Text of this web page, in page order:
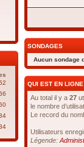
SONDAGES
Aucun sondage
QUI EST EN
Au total il y a 27
le nombre
Le record du
Utilisateurs
Légende: